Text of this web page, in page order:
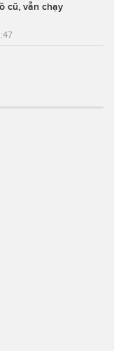
cũ, vẫn chạy